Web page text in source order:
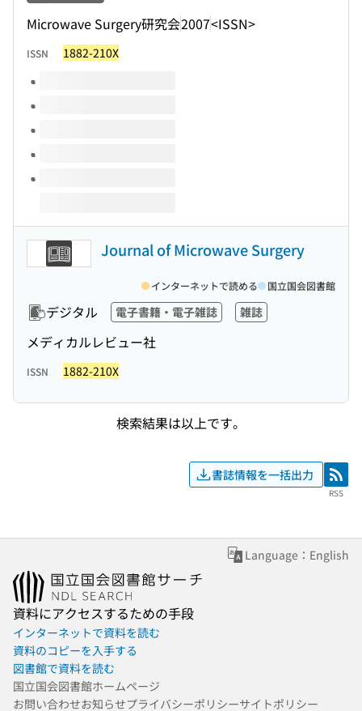
Microwave Surgery研究会2007<ISSN>
ISSN 1882-210X
このタイトルの巻号
Journal of Microwave Surgery
デジタル 電子書籍・電子雑誌 雑誌
メディカルレビュー社
インターネットで読める 国立国会図書館
ISSN 1882-210X
検索結果は以上です。
書誌情報を一括出力 RSS
RSS
Language：English
資料にアクセスするための手段
インターネットで資料を読む
資料のコピーを入手する
図書館で資料を読む
国立国会図書館ホームページ
お問い合わせお知らせプライバシーポリシーサイトポリシー